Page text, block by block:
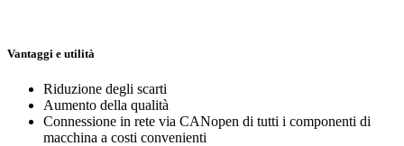
Vantaggi e utilità
Riduzione degli scarti
Aumento della qualità
Connessione in rete via CANopen di tutti i componenti di
macchina a costi convenienti